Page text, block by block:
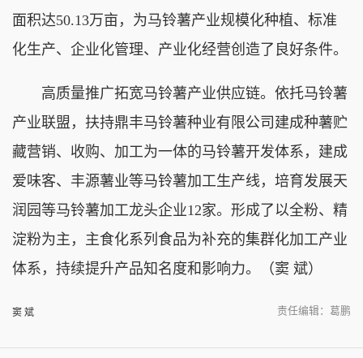
面积达50.13万亩，为马铃薯产业规模化种植、标准
化生产、企业化管理、产业化经营创造了良好条件。
高质量推广拓宽马铃薯产业供应链。依托马铃薯
产业联盟，扶持鼎丰马铃薯种业有限公司建成种薯贮
藏营销、收购、加工为一体的马铃薯开发体系，建成
爱味客、丰源薯业等马铃薯加工生产线，培育发展天
润园等马铃薯加工龙头企业12家。形成了以全粉、精
淀粉为主，主食化系列食品为补充的集群化加工产业
体系，持续提升产品知名度和影响力。（窦 斌）
窦 斌 责任编辑：葛鹏